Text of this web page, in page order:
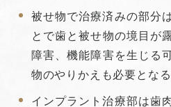
被せ物で治療済みの部分
とで歯と被せ物の境目が
障害、機能障害を生じる
物のやりかえも必要とな
インプラント治療部は歯